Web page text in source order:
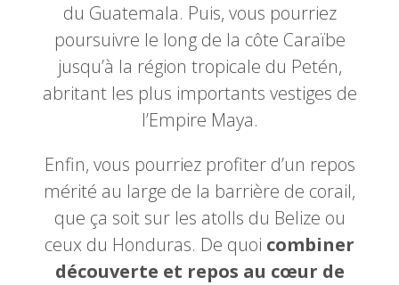
du Guatemala. Puis, vous pourriez
poursuivre le long de la côte Caraïbe
jusqu’à la région tropicale du Petén,
abritant les plus importants vestiges de
l’Empire Maya.
Enfin, vous pourriez profiter d’un repos
mérité au large de la barrière de corail,
que ça soit sur les atolls du Belize ou
ceux du Honduras. De quoi combiner
découverte et repos au cœur de